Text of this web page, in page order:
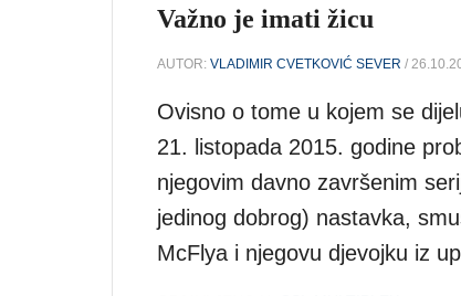
Važno je imati žicu
AUTOR: VLADIMIR CVETKOVIĆ SEVER /
Ovisno o tome u kojem se
21. listopada 2015. godine
njegovim davno završenim
jedinog dobrog) nastavka,
McFlya i njegovu djevojku iz